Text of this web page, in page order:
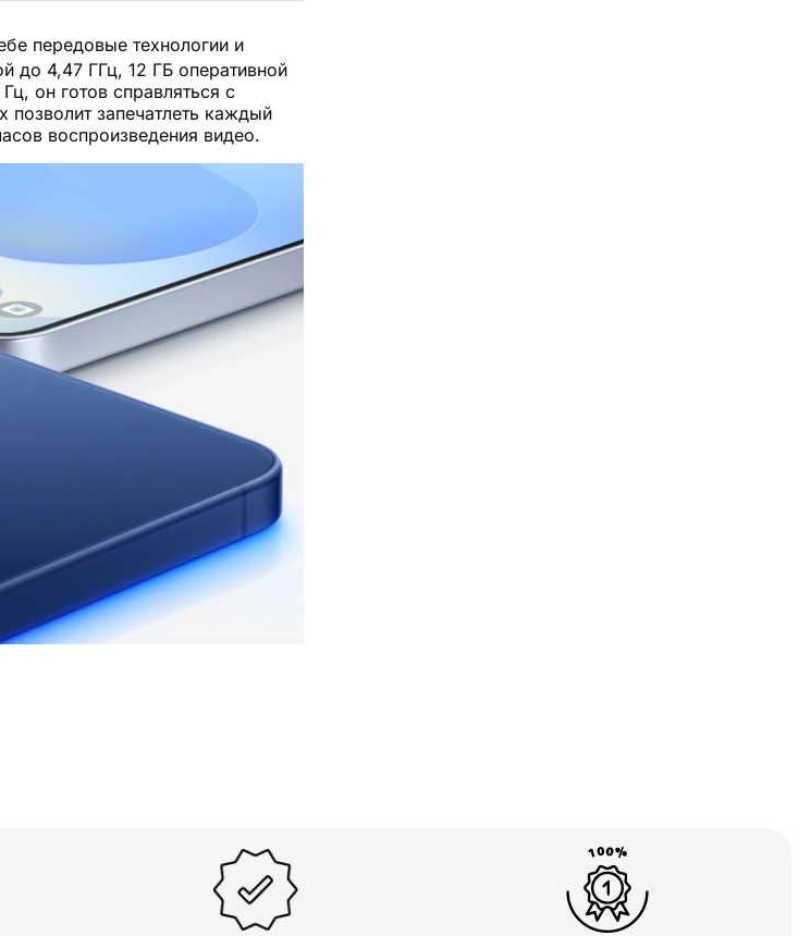
передовые технологии и
до 4,47 ГГц, 12 ГБ оперативной
он готов справляться с
запечатлеть каждый
воспроизведения видео.